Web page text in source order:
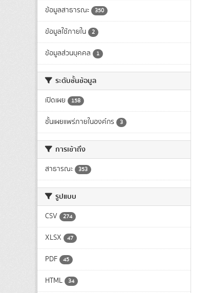
ข้อมูลสาธารณะ 350
ข้อมูลใช้ภายใน 2
ข้อมูลส่วนบุคคล 1
ระดับชั้นข้อมูล
เปิดเผย 158
ชั้นเผยแพร่ภายในองค์กร 3
การเข้าถึง
สาธารณะ 353
รูปแบบ
CSV 274
XLSX 47
PDF 45
HTML 34